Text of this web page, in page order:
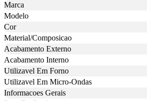
Marca
Modelo
Cor
Material/Composicao
Acabamento Externo
Acabamento Interno
Utilizavel Em Forno
Utilizavel Em Micro-Ondas
Informacoes Gerais